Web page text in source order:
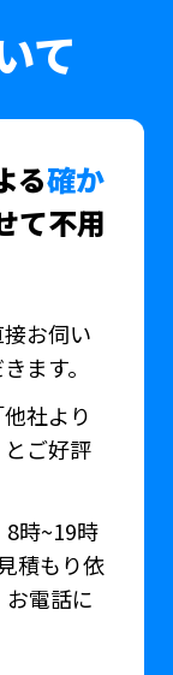
て
る確か
て不用
お伺い
ます。
社より
ご好評
8時~19時
積もり依
電話に